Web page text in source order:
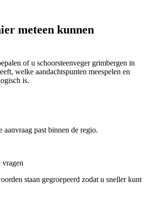
meteen kunnen
of u schoorsteenveger grimbergen in
welke aandachtspunten meespelen en
is.
aanvraag past binnen de regio.
vragen
staan gegroepeerd zodat u sneller kunt